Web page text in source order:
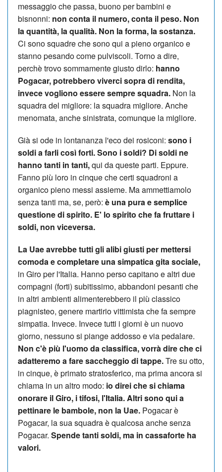
messaggio che passa, buono per bambini e
bisnonni: non conta il numero, conta il peso. Non
la quantità, la qualità. Non la forma, la sostanza.
Ci sono squadre che sono qui a pieno organico e
stanno pesando come pulviscoli. Torno a dire,
perchè trovo sommamente giusto dirlo: hanno
Pogacar, potrebbero viverci sopra di rendita,
invece vogliono essere sempre squadra. Non la
squadra del migliore: la squadra migliore. Anche
menomata, anche sinistrata, comunque la migliore.
Già si ode in lontananza l'eco dei rosiconi: sono i
soldi a farli così forti. Sono i soldi? Di soldi ne
hanno tanti in tanti,qui da queste parti. Eppure.
Fanno più loro in cinque che certi squadroni a
organico pieno messi assieme. Ma ammettiamolo
senza tanti ma, se, però: è una pura e semplice
questione di spirito. E' lo spirito che fa fruttare i
soldi, non viceversa.
La Uae avrebbe tutti gli alibi giusti per mettersi
comoda e completare una simpatica gita sociale,
in Giro per l'Italia. Hanno perso capitano e altri due
compagni (forti) subitissimo, abbandoni pesanti che
in altri ambienti alimenterebbero il più classico
piagnisteo, genere martirio vittimista che fa sempre
simpatia. Invece. Invece tutti i giorni è un nuovo
giorno, nessuno si piange addosso e via pedalare.
Non c'è più l'uomo da classifica, vorrà dire che ci
adatteremo a fare saccheggio di tappe.Tre su otto,
in cinque, è primato stratosferico, ma prima ancora si
chiama in un altro modo: io direi che si chiama
onorare il Giro, i tifosi, l'Italia. Altri sono qui a
pettinare le bambole, non la Uae. Pogacar è
Pogacar, la sua squadra è qualcosa anche senza
Pogacar. Spende tanti soldi, ma in cassaforte ha
valori.